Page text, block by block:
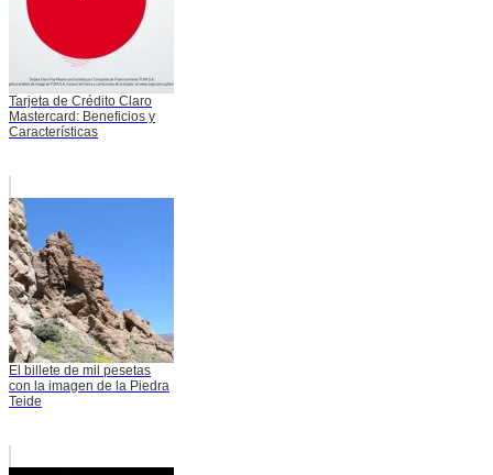
Tarjeta de Crédito Claro
Mastercard: Beneficios y
Características
El billete de mil pesetas
con la imagen de la Piedra
Teide